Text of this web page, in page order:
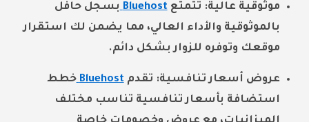
موثوقية عالية: تتمتعBluehost بسجل حافل
بالموثوقية والأداء العالي، مما يضمن لك استقرار
موقعك وتوفره للزوار بشكل دائم.
عروض أسعار تنافسية: تقدمBluehost خطط
استضافة بأسعار تنافسية تناسب مختلف